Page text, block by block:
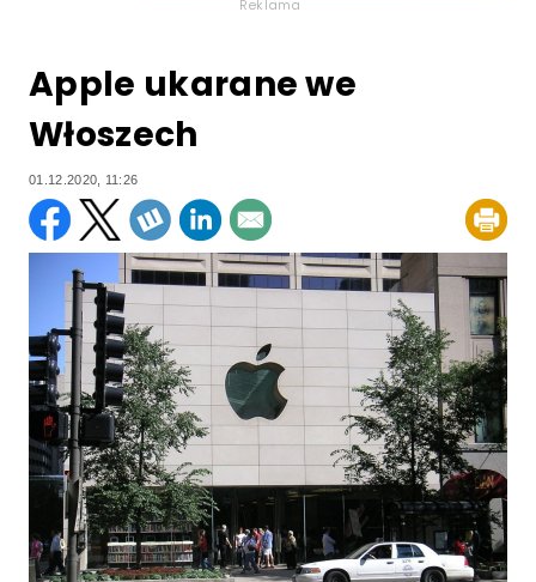
Reklama
Apple ukarane we
Włoszech
01.12.2020, 11:26